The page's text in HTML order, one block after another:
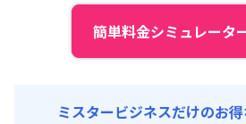
簡単料金シミュレータ
ミスタービジネスだけのお